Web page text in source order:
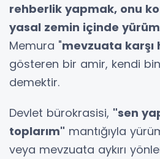
rehberlik yapmak, onu
yasal zemin içinde
Memura "mevzuata karşı
gösteren bir amir, kendi
demektir.
Devlet bürokrasisi, "sen
toplarım" mantığıyla
veya mevzuata aykırı